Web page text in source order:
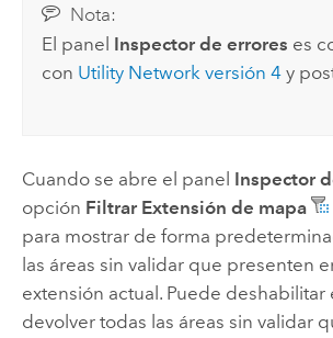
Nota:
El panel Inspector de errores es
con Utility Network versión 4 y
Cuando se abre el panel Inspector
opción Filtrar Extensión de mapa
para mostrar de forma
las áreas sin validar que presenten
extensión actual. Puede deshabilitar
devolver todas las áreas sin validar